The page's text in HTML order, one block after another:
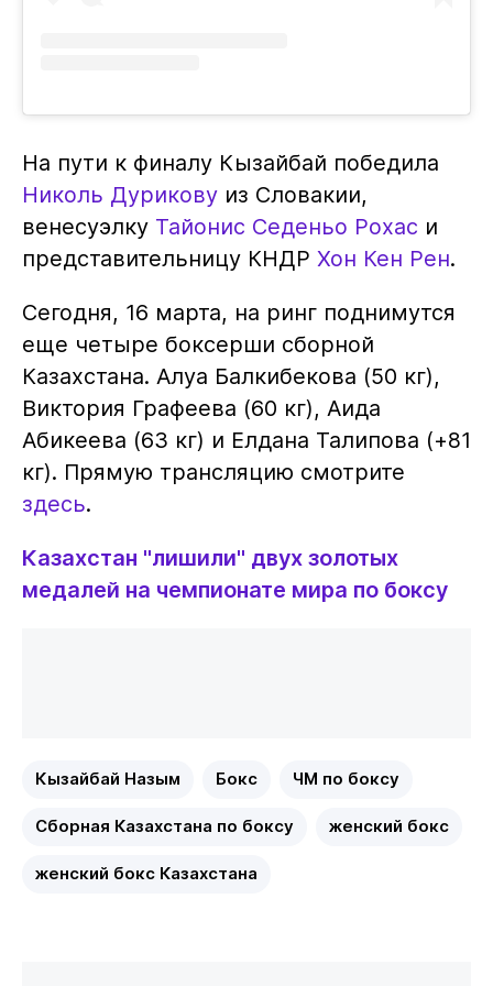
На пути к финалу Кызайбай победила
Николь Дуриковуиз Словакии,
венесуэлку Тайонис Седеньо Рохас и
представительницу КНДР Хон Кен Рен.
Сегодня, 16 марта, на ринг поднимутся
еще четыре боксерши сборной
Казахстана. Алуа Балкибекова (50 кг),
Виктория Графеева (60 кг), Аида
Абикеева (63 кг) и Елдана Талипова (+81
кг). Прямую трансляцию смотрите
здесь.
Казахстан "лишили" двух золотых
медалей на чемпионате мира по боксу
Кызайбай Назым Бокс ЧМ по боксу
Сборная Казахстана по боксу женский бокс
женский бокс Казахстана